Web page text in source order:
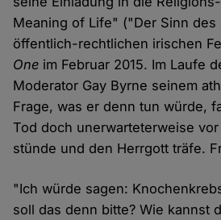
Meaning of Life" ("Der Sinn des
öffentlich-rechtlichen irischen
One im Februar 2015. Im Laufe
Moderator Gay Byrne seinem
Frage, was er denn tun würde,
Tod doch unerwarteterweise
stünde und den Herrgott träfe.
"Ich würde sagen:
soll das denn bitte? Wie kannst